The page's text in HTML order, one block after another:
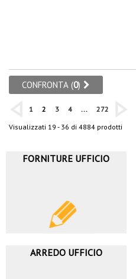
CONFRONTA (0)
1 2 3 4 ...
272
Visualizzati 19 - 36 di 4884 prodotti
FORNITURE UFFICIO
ARREDO UFFICIO